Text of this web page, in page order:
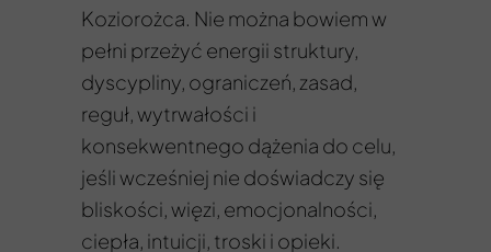
Koziorożca. Nie można bowiem w
pełni przeżyć energii struktury,
dyscypliny, ograniczeń, zasad,
reguł, wytrwałości i
konsekwentnego dążenia do celu,
jeśli wcześniej nie doświadczy się
bliskości, więzi, emocjonalności,
ciepła, intuicji, troski i opieki.